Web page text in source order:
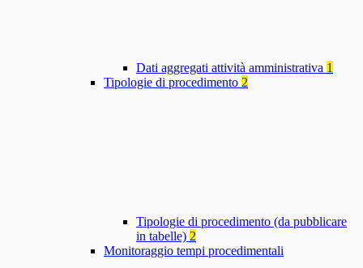
Dati aggregati attività amministrativa 1
Tipologie di procedimento 2
Tipologie di procedimento (da pubblicare
in tabelle) 2
Monitoraggio tempi procedimentali